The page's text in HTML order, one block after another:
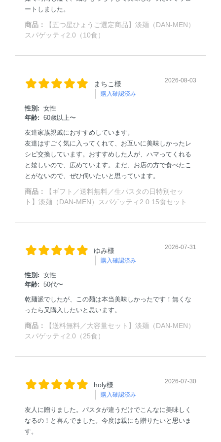
ートしました。
商品：
【五つ星ひょうご選定商品】淡麺（DAN-MEN）
スパゲッティ2.0（10食）
まちこ様
購入確認済み
2026-08-03
性別: 女性
年齢: 60歳以上〜
友達家族親戚におすすめしています。
友達はすごく気に入ってくれて、お互いに美味しかったレ
シピ交換しています。おすすめした人が、ハマってくれる
と嬉しいので、広めています。まだ、お店の方で食べたこ
とがないので、ぜひ伺いたいと思っています。
商品：
【ギフト／送料無料／生パスタの日特別セッ
ト】淡麺（DAN-MEN）スパゲッティ2.0 15食セット
ゆみ様
購入確認済み
2026-07-31
性別: 女性
年齢: 50代〜
乾麺派でしたが、この麺は本当美味しかったです！無くな
ったら又購入したいと思います。
商品：
【送料無料／大容量セット】淡麺（DAN-MEN）
スパゲッティ2.0（25食）
holy様
購入確認済み
2026-07-30
友人に贈りました。パスタが違うだけでこんなに美味しく
なるの！と喜んでました。今度は親にも贈りたいと思いま
す。